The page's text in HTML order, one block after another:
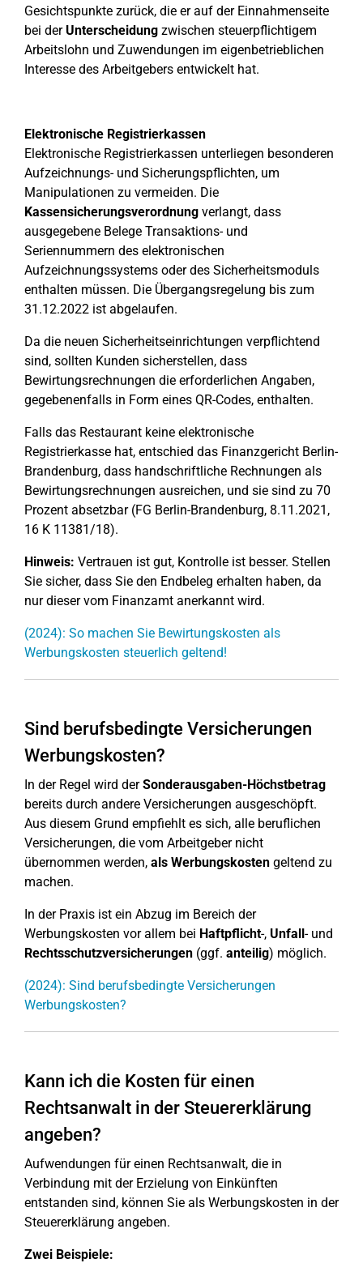
Gesichtspunkte zurück, die er auf der Einnahmenseite
bei der Unterscheidung zwischen steuerpflichtigem
Arbeitslohn und Zuwendungen im eigenbetrieblichen
Interesse des Arbeitgebers entwickelt hat.
Elektronische Registrierkassen
Elektronische Registrierkassen unterliegen besonderen
Aufzeichnungs- und Sicherungspflichten, um
Manipulationen zu vermeiden. Die
Kassensicherungsverordnung verlangt, dass
ausgegebene Belege Transaktions- und
Seriennummern des elektronischen
Aufzeichnungssystems oder des Sicherheitsmoduls
enthalten müssen. Die Übergangsregelung bis zum
31.12.2022 ist abgelaufen.
Da die neuen Sicherheitseinrichtungen verpflichtend
sind, sollten Kunden sicherstellen, dass
Bewirtungsrechnungen die erforderlichen Angaben,
gegebenenfalls in Form eines QR-Codes, enthalten.
Falls das Restaurant keine elektronische
Registrierkasse hat, entschied das Finanzgericht Berlin-
Brandenburg, dass handschriftliche Rechnungen als
Bewirtungsrechnungen ausreichen, und sie sind zu 70
Prozent absetzbar (FG Berlin-Brandenburg, 8.11.2021,
16 K 11381/18).
Hinweis: Vertrauen ist gut, Kontrolle ist besser. Stellen
Sie sicher, dass Sie den Endbeleg erhalten haben, da
nur dieser vom Finanzamt anerkannt wird.
(2024): So machen Sie Bewirtungskosten als
Werbungskosten steuerlich geltend!
Sind berufsbedingte Versicherungen
Werbungskosten?
In der Regel wird derSonderausgaben-Höchstbetrag
bereits durch andere Versicherungen ausgeschöpft.
Aus diesem Grund empfiehlt es sich, alle beruflichen
Versicherungen, die vom Arbeitgeber nicht
übernommen werden, als Werbungskosten geltend zu
machen.
In der Praxis ist ein Abzug im Bereich der
Werbungskosten vor allem bei Haftpflicht-, Unfall- und
Rechtsschutzversicherungen (ggf. anteilig) möglich.
(2024): Sind berufsbedingte Versicherungen
Werbungskosten?
Kann ich die Kosten für einen
Rechtsanwalt in der Steuererklärung
angeben?
Aufwendungen für einen Rechtsanwalt, die in
Verbindung mit der Erzielung von Einkünften
entstanden sind, können Sie als Werbungskosten in der
Steuererklärung angeben.
Zwei Beispiele: